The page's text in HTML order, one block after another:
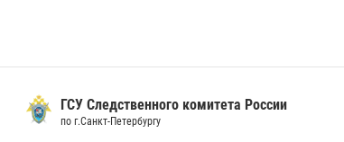
ГСУ Следственного комитета России
по г.Санкт-Петербургу